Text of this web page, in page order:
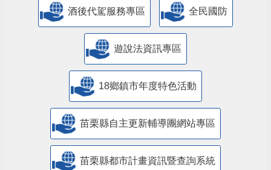
酒後代駕服務專區 全民國防
遊說法資訊專區
18鄉鎮市年度特色活動
苗栗縣自主更新輔導團網站專區
苗栗縣都市計畫資訊暨查詢系統